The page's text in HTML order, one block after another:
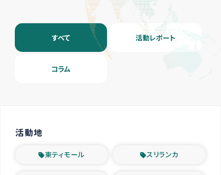
すべて 活動レポート
コラム
活動地
東ティモール スリランカ